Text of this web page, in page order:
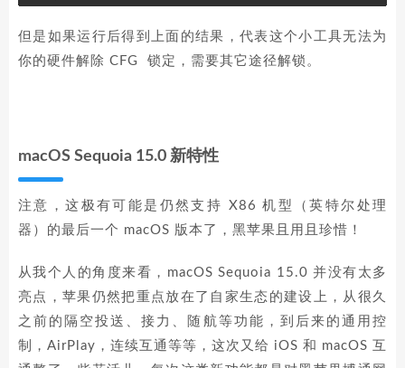
但是如果运行后得到上面的结果，代表这个小工具无法为
你的硬件解除 CFG 锁定，需要其它途径解锁。
macOS Sequoia 15.0 新特性
注意，这极有可能是仍然支持 X86 机型（英特尔处理
器）的最后一个 macOS 版本了，黑苹果且用且珍惜！
从我个人的角度来看，macOS Sequoia 15.0 并没有太多
亮点，苹果仍然把重点放在了自家生态的建设上，从很久
之前的隔空投送、接力、随航等功能，到后来的通用控
制，AirPlay，连续互通等等，这次又给 iOS 和 macOS 互